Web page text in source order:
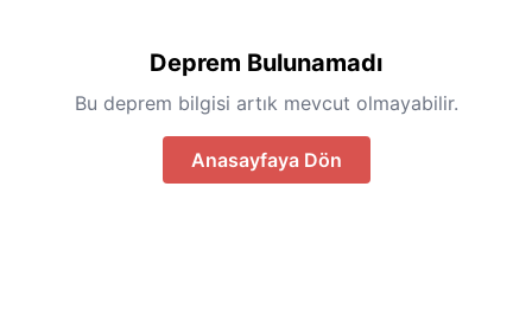
Deprem Bulunamadı
Bu deprem bilgisi artık mevcut olmayabilir.
Anasayfaya Dön